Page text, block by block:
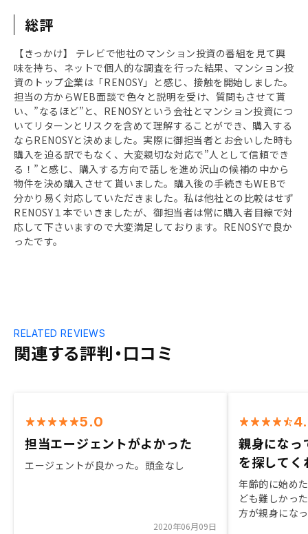
総評
【きっかけ】 テレビで他社のマンション投資の番組を見て興
味を持ち、ネットで個人的な調査を行った結果、マンション投
資のトップ企業は「RENOSY」と感じ、接触を開始しました。
担当の方からWEB面談で色々と説明を受け、質問もさせて貰
い、”なるほど”と、RENOSYという会社とマンション投資につ
いてリターンとリスクを含めて理解することができ、購入する
ならRENOSYと決めました。実際に御担当者とお会いした時も
購入を迫る訳でもなく、大変親切な対応で”人として信頼でき
る！”と感じ、購入する方向で話しを進め沢山の候補の中から
物件を決め購入させて貰いました。購入後の手続きもWEBで
分かり易く対応していただきました。私は他社との比較はせず
RENOSY１本でいきましたが、御担当者は常に購入者目線で対
応して下さいますので大変満足しております。RENOSYで良か
ったです。
関連する評判・口コミ
RELATED REVIEWS
5.0
担当エージェントがよかった
エージェントが良かった。頭金なし
2020年06月09日
親身になっ
を探してく
年齢的に始め
ども難しかっ
方が親身にな